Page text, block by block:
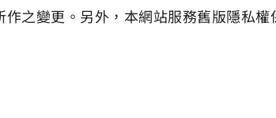
之變更。另外，本網站服務舊版隱私權